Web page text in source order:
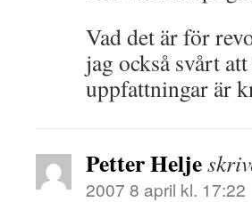
Vad det är för
jag också svårt
uppfattningar är
Petter Helje
2007 8 april kl. 17:22